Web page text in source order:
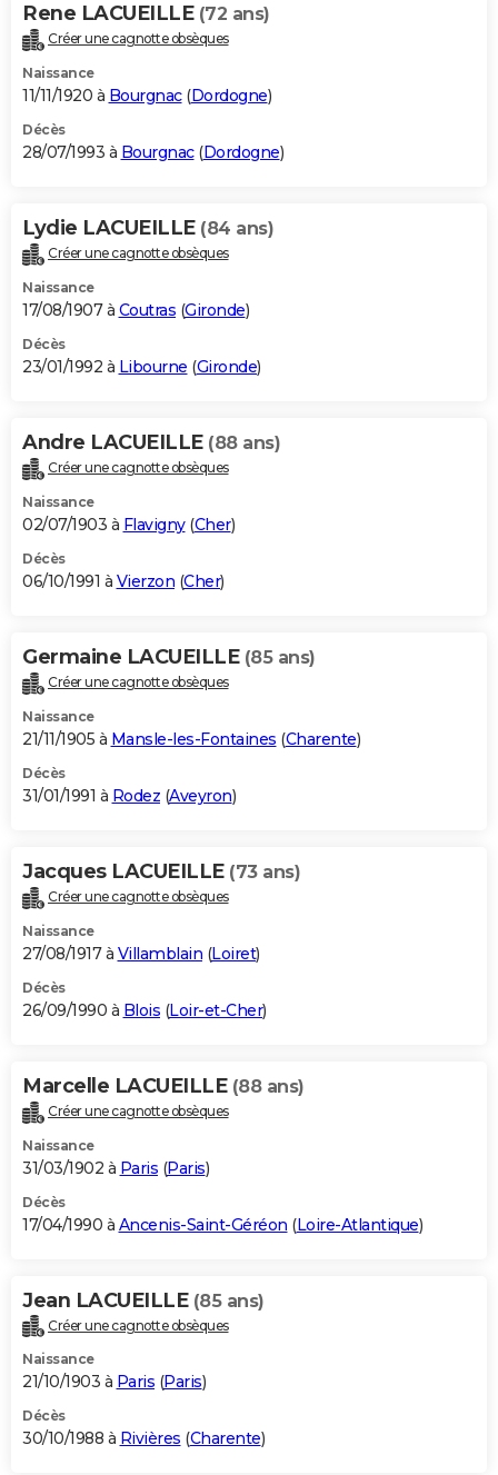
Rene LACUEILLE (72 ans)
Créer une cagnotte obsèques
Naissance
11/11/1920 à Bourgnac(Dordogne)
Décès
28/07/1993 à Bourgnac(Dordogne)
Lydie LACUEILLE (84 ans)
Créer une cagnotte obsèques
Naissance
17/08/1907 à Coutras (Gironde)
Décès
23/01/1992 à Libourne (Gironde)
Andre LACUEILLE (88 ans)
Créer une cagnotte obsèques
Naissance
02/07/1903 à Flavigny(Cher)
Décès
06/10/1991 à Vierzon (Cher)
Germaine LACUEILLE (85 ans)
Créer une cagnotte obsèques
Naissance
21/11/1905 à Mansle-les-Fontaines (Charente)
Décès
31/01/1991 à Rodez (Aveyron)
Jacques LACUEILLE (73 ans)
Créer une cagnotte obsèques
Naissance
27/08/1917 à Villamblain (Loiret)
Décès
26/09/1990 à Blois (Loir-et-Cher)
Marcelle LACUEILLE (88 ans)
Créer une cagnotte obsèques
Naissance
31/03/1902 à Paris (Paris)
Décès
17/04/1990 à Ancenis-Saint-Géréon (Loire-Atlantique)
Jean LACUEILLE (85 ans)
Créer une cagnotte obsèques
Naissance
21/10/1903 à Paris (Paris)
Décès
30/10/1988 à Rivières (Charente)